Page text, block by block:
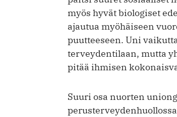
myös hyvät biologiset
ajautua myöhäiseen
puutteeseen. Uni
terveydentilaan, mutta
pitää ihmisen
Suuri osa nuorten